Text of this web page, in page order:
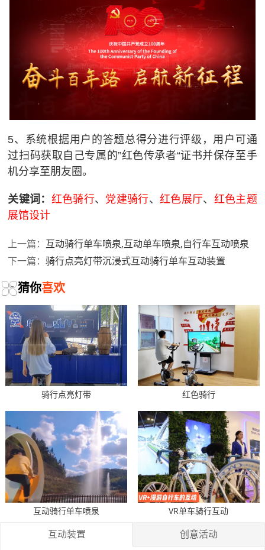
5、系统根据用户的答题总得分进行评级，用户可通
过扫码获取自己专属的”红色传承者“证书并保存至手
机分享至朋友圈。
关键词： 红色骑行、 党建骑行、 红色展厅、 红色主题
展馆设计
上一篇： 互动骑行单车喷泉,互动单车喷泉,自行车互动喷泉
下一篇：骑行点亮灯带沉浸式互动骑行单车互动装置
猜你喜欢
骑行点亮灯带 红色骑行
互动骑行单车喷泉 VR单车骑行互动
互动装置 创意活动